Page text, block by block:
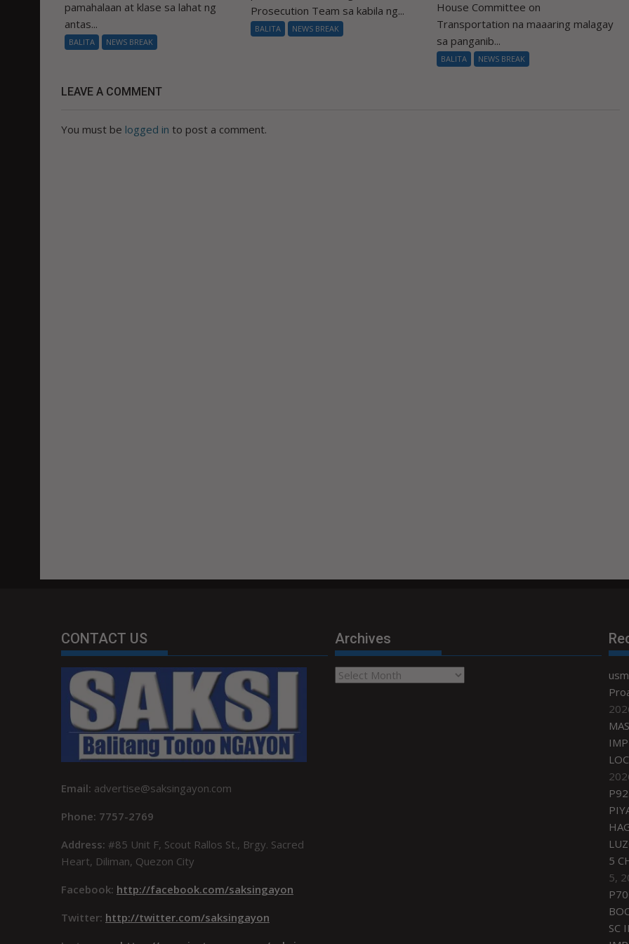
pamahalaan at klase sa lahat ng
antas...
BALITA NEWS BREAK
Prosecution Team sa kabila ng...
BALITA NEWS BREAK
House Committee on
Transportation na maaaring malagay
sa panganib...
BALITA NEWS BREAK
LEAVE A COMMENT
You must be logged in to post a comment.
CONTACT US
Email: advertise@saksingayon.com
Phone: 7757-2769
Address: #85 Unit F, Scout Rallos St., Brgy. Sacred
Heart, Diliman, Quezon City
Facebook: http://facebook.com/saksingayon
Twitter: http://twitter.com/saksingayon
Archives
Archives
5
5,
SC